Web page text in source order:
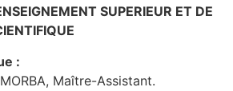
SUPERIEUR ET DE
:
Maître-Assistant.